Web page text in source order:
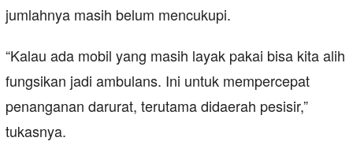
jumlahnya masih belum mencukupi.
“Kalau ada mobil yang masih layak pakai bisa kita alih
fungsikan jadi ambulans. Ini untuk mempercepat
penanganan darurat, terutama didaerah pesisir,”
tukasnya.